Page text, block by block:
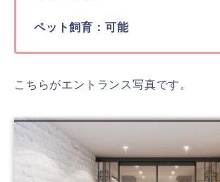
ペット飼育：可能
こちらがエントランス写真です。